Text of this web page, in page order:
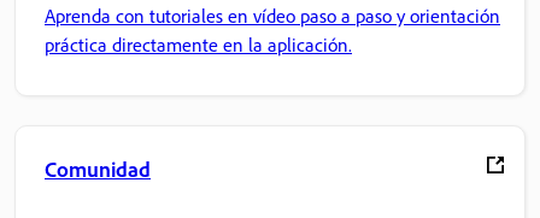
Aprenda con tutoriales en vídeo paso a paso y orientación
práctica directamente en la aplicación.
Comunidad